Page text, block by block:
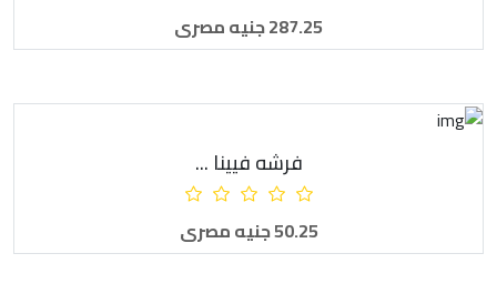
287.25 جنيه مصرى
أضف للطلبية
فرشه فيينا ...
50.25 جنيه مصرى